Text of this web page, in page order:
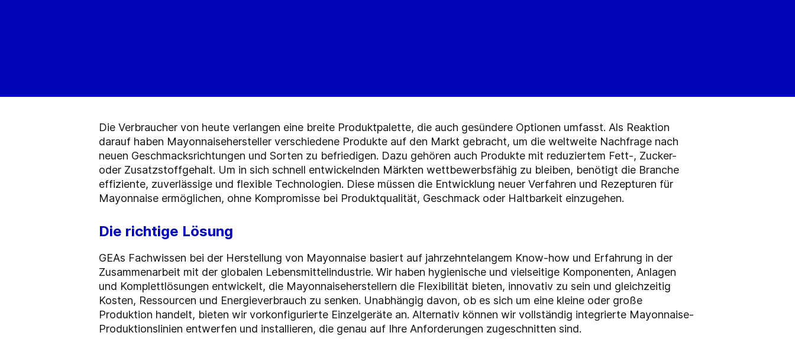
Die Verbraucher von heute verlangen eine breite Produktpalette, die auch gesündere Optionen umfasst. Als Reaktion
darauf haben Mayonnaisehersteller verschiedene Produkte auf den Markt gebracht, um die weltweite Nachfrage nach
neuen Geschmacksrichtungen und Sorten zu befriedigen. Dazu gehören auch Produkte mit reduziertem Fett-, Zucker-
oder Zusatzstoffgehalt. Um in sich schnell entwickelnden Märkten wettbewerbsfähig zu bleiben, benötigt die Branche
effiziente, zuverlässige und flexible Technologien. Diese müssen die Entwicklung neuer Verfahren und Rezepturen für
Mayonnaise ermöglichen, ohne Kompromisse bei Produktqualität, Geschmack oder Haltbarkeit einzugehen.
Die richtige Lösung
GEAs Fachwissen bei der Herstellung von Mayonnaise basiert auf jahrzehntelangem Know-how und Erfahrung in der
Zusammenarbeit mit der globalen Lebensmittelindustrie. Wir haben hygienische und vielseitige Komponenten, Anlagen
und Komplettlösungen entwickelt, die Mayonnaiseherstellern die Flexibilität bieten, innovativ zu sein und gleichzeitig
Kosten, Ressourcen und Energieverbrauch zu senken. Unabhängig davon, ob es sich um eine kleine oder große
Produktion handelt, bieten wir vorkonfigurierte Einzelgeräte an. Alternativ können wir vollständig integrierte Mayonnaise-
Produktionslinien entwerfen und installieren, die genau auf Ihre Anforderungen zugeschnitten sind.